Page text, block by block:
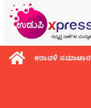
ಕರಾವಳಿ ಸಮಾಚಾರ